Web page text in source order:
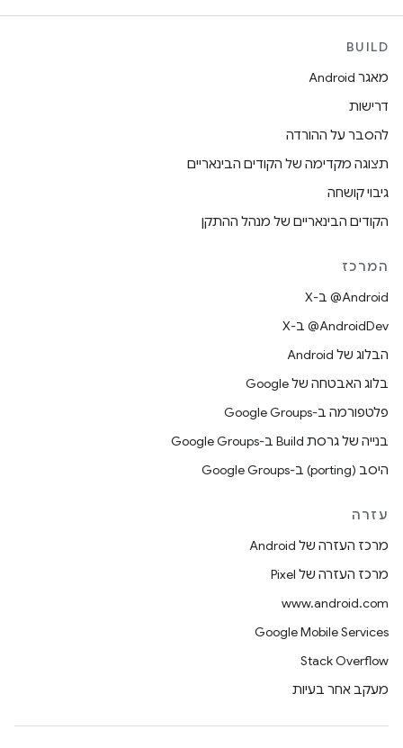
BUILD
מאגר Android
דרישות
להסבר על ההורדה
תצוגה מקדימה של הקודים הבינאריים
גיבוי קושחה
הקודים הבינאריים של מנהל ההתקן
המרכז
‫‎@Android ב-X
‫‎@AndroidDev ב-X
הבלוג של Android
בלוג האבטחה של Google
פלטפורמה ב-Google Groups
בנייה של גרסת Build ב-Google Groups
היסב (porting) ב-Google Groups
עזרה
מרכז העזרה של Android
מרכז העזרה של Pixel
www.android.com
Google Mobile Services
Stack Overflow
מעקב אחר בעיות